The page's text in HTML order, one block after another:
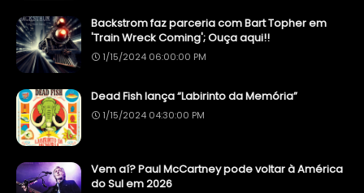
Backstrom faz parceria com Bart Topher em
'Train Wreck Coming'; Ouça aqui!!
1/15/2024 06:00:00 PM
Dead Fish lança “Labirinto da Memória”
1/15/2024 04:30:00 PM
Vem aí? Paul McCartney pode voltar à América
do Sul em 2026